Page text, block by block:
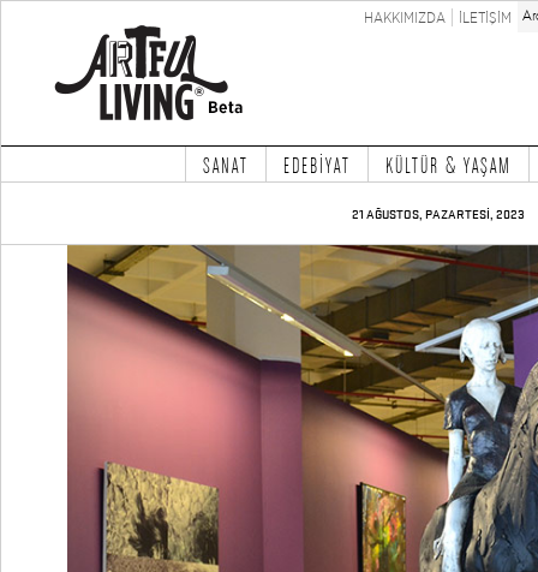
HAKKIMIZDA İLETİŞİM
SANAT EDEBİYAT KÜLTÜR & YAŞAM
21 AĞUSTOS, PAZARTESİ, 2023